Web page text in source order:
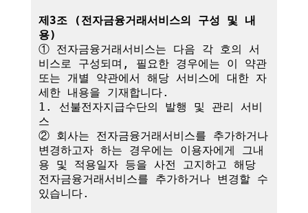
제3조 (전자금융거래서비스의 구성 및 내
용)
① 전자금융거래서비스는 다음 각 호의 서
비스로 구성되며, 필요한 경우에는 이 약관
또는 개별 약관에서 해당 서비스에 대한 자
세한 내용을 기재합니다.
1. 선불전자지급수단의 발행 및 관리 서비
스
② 회사는 전자금융거래서비스를 추가하거나
변경하고자 하는 경우에는 이용자에게 그내
용 및 적용일자 등을 사전 고지하고 해당
전자금융거래서비스를 추가하거나 변경할 수
있습니다.